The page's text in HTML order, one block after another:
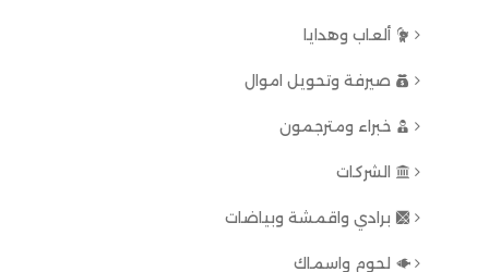
ألعاب وهدايا
صيرفة وتحويل اموال
خبراء ومترجمون
الشركات
برادي واقمشة وبياضات
لحوم واسماك